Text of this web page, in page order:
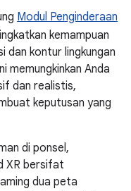
Modul Penginderaan
kemampuan
dan kontur lingkungan
memungkinkan Anda
dan realistis,
keputusan yang
di ponsel,
XR bersifat
dua peta